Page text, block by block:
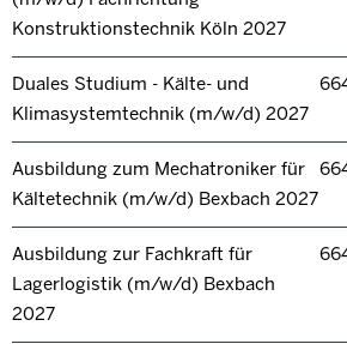
Konstruktionstechnik Köln 2027
Duales Studium - Kälte- und
Klimasystemtechnik (m/w/d) 2027
Ausbildung zum Mechatroniker für
Kältetechnik (m/w/d) Bexbach 2027
Ausbildung zur Fachkraft für
Lagerlogistik (m/w/d) Bexbach
2027